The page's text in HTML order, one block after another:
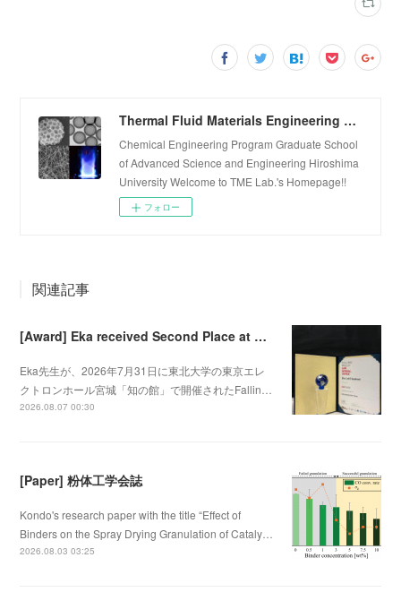
Thermal Fluid Materials Engineering Laboratory
Chemical Engineering Program Graduate School
of Advanced Science and Engineering Hiroshima
University Welcome to TME Lab.'s Homepage!!
フォロー
関連記事
[Award] Eka received Second Place at Falling Walls Lab Sendai 2026
Eka先生が、2026年7月31日に東北大学の東京エレ
クトロンホール宮城「知の館」で開催されたFallin…
2026.08.07 00:30
[Paper] 粉体工学会誌
Kondo's research paper with the title “Effect of
Binders on the Spray Drying Granulation of Cataly…
2026.08.03 03:25